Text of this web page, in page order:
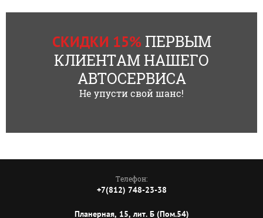
СКИДКИ 15%ПЕРВЫМ
КЛИЕНТАМ НАШЕГО
АВТОСЕРВИСА
Не упусти свой шанс!
Телефон:
+7(812) 748-23-38
Планерная, 15, лит. Б (Пом.54)